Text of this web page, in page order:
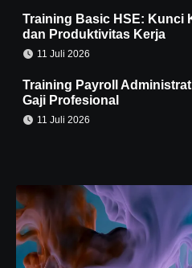
Training Basic HSE: Kunci
dan Produktivitas Kerja
11 Juli 2026
Training Payroll
Gaji Profesional
11 Juli 2026